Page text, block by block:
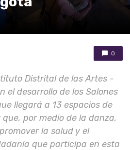
0
Distrital de las Artes -
el desarrollo de los Salones
llegará a 13 espacios de
por medio de la danza,
la salud y el
que participa en esta